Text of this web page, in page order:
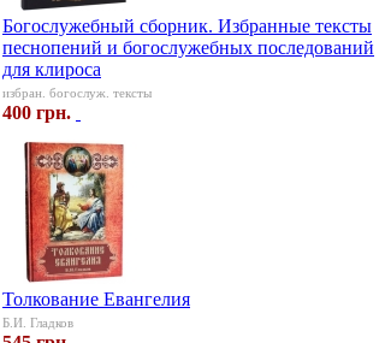
Богослужебный сборник. Избранные тексты
песнопений и богослужебных последований
для клироса
избран. богослуж. тексты
400 грн.
Толкование Евангелия
Б.И. Гладков